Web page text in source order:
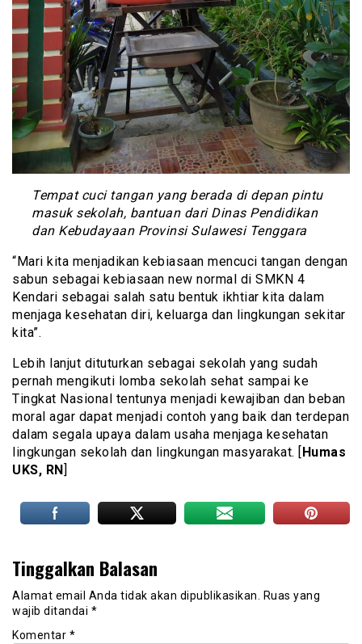
Tempat cuci tangan yang berada di depan pintu
masuk sekolah, bantuan dari Dinas Pendidikan
dan Kebudayaan Provinsi Sulawesi Tenggara
“Mari kita menjadikan kebiasaan mencuci tangan dengan
sabun sebagai kebiasaan new normal di SMKN 4
Kendari sebagai salah satu bentuk ikhtiar kita dalam
menjaga kesehatan diri, keluarga dan lingkungan sekitar
kita”.
Lebih lanjut dituturkan sebagai sekolah yang sudah
pernah mengikuti lomba sekolah sehat sampai ke
Tingkat Nasional tentunya menjadi kewajiban dan beban
moral agar dapat menjadi contoh yang baik dan terdepan
dalam segala upaya dalam usaha menjaga kesehatan
lingkungan sekolah dan lingkungan masyarakat. [
Humas
UKS, RN
Tinggalkan Balasan
Alamat email Anda tidak akan dipublikasikan.
Ruas yang
wajib ditandai *
Komentar *